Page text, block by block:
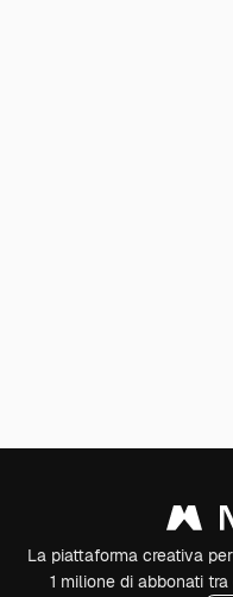
La piattaforma creativa
1 milione di abbonati